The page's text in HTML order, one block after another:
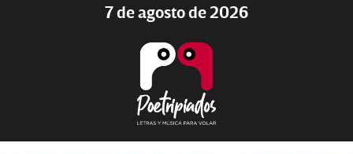
7 de agosto de 2026
LETRAS